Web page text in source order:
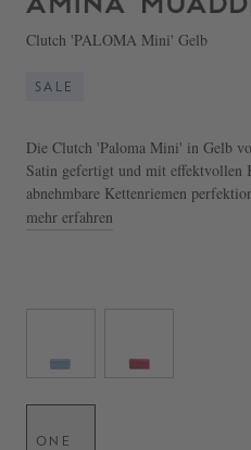
Clutch 'PALOMA Mini' Gelb
SALE
Die Clutch 'Paloma Mini' in Gelb
Satin gefertigt und mit effektvollen
abnehmbare Kettenriemen
mehr erfahren
ONE